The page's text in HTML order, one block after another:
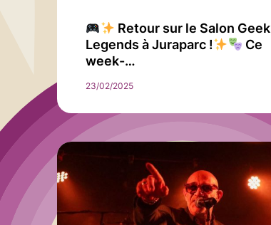
Retour sur le Salon Geek
Legends à Juraparc !
Ce
week-…
23/02/2025